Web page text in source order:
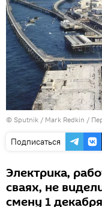
© Sputnik / Mark Redkin /
Подписаться
Электрика,
сваях, не
смену 1